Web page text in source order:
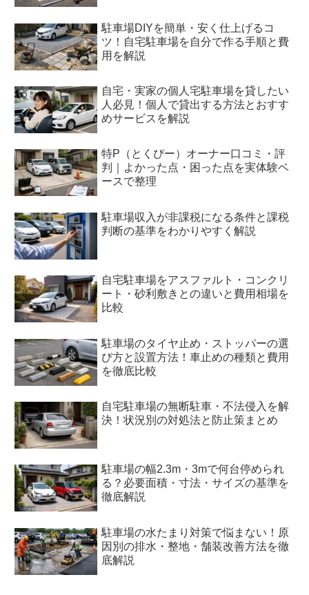
駐車場DIYを簡単・安く仕上げるコ
ツ！自宅駐車場を自分で作る手順と費
用を解説
自宅・実家の個人宅駐車場を貸したい
人必見！個人で貸出する方法とおすす
めサービスを解説
特P（とくぴー）オーナー口コミ・評
判｜よかった点・困った点を実体験ベ
ースで整理
駐車場収入が非課税になる条件と課税
判断の基準をわかりやすく解説
自宅駐車場をアスファルト・コンクリ
ート・砂利敷きとの違いと費用相場を
比較
駐車場のタイヤ止め・ストッパーの選
び方と設置方法！車止めの種類と費用
を徹底比較
自宅駐車場の無断駐車・不法侵入を解
決！状況別の対処法と防止策まとめ
駐車場の幅2.3m・3mで何台停められ
る？必要面積・寸法・サイズの基準を
徹底解説
駐車場の水たまり対策で悩まない！原
因別の排水・整地・舗装改善方法を徹
底解説